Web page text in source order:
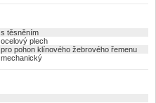
s těsněním
ocelový plech
pro pohon klínového žebrového řemenu
mechanický